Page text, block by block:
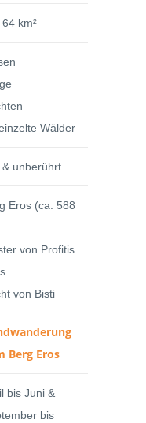
km²
Wälder
& unberührt
Eros (ca. 588
von Profitis
von Bisti
Berg Eros
bis Juni &
bis